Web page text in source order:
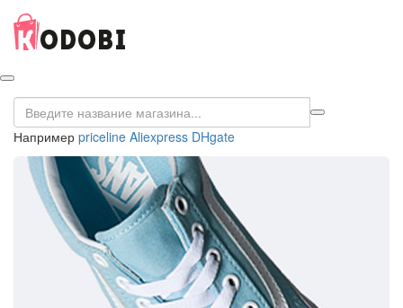
Например priceline Aliexpress DHgate